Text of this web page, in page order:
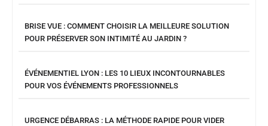
BRISE VUE : COMMENT CHOISIR LA MEILLEURE SOLUTION
POUR PRÉSERVER SON INTIMITÉ AU JARDIN ?
ÉVÉNEMENTIEL LYON : LES 10 LIEUX INCONTOURNABLES
POUR VOS ÉVÉNEMENTS PROFESSIONNELS
URGENCE DÉBARRAS : LA MÉTHODE RAPIDE POUR VIDER